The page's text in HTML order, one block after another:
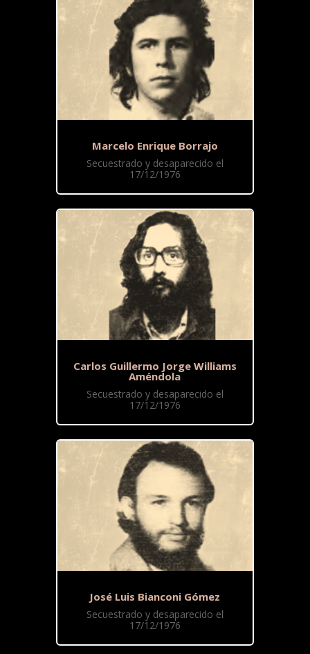
Marcelo Enrique Borrajo
Secuestrado y desaparecido el
17/12/1976
Carlos Guillermo Jorge Williams
Améndola
Secuestrado y desaparecido el
17/12/1976
José Luis Bianconi Gómez
Secuestrado y desaparecido el
17/12/1976